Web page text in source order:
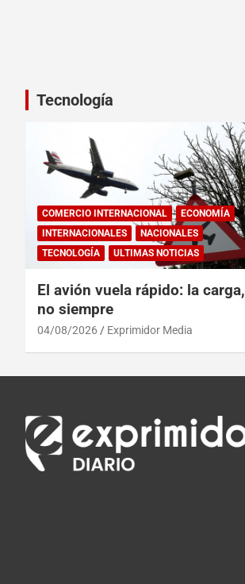
Tecnología
COMERCIO INTERNACIONAL
ECONOMÍA
INTERNACIONALES
NACIONALES
TECNOLOGÍA
ULTIMAS NOTICIAS
El avión vuela rápido: la carga,
no siempre
04/08/2026 Exprimidor Media